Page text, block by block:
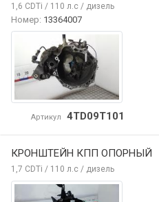
1,6 CDTi / 110 л.с / дизель
Номер: 13364007
Артикул 4TD09T101
КРОНШТЕЙН КПП ОПОРНЫЙ
1,7 CDTi / 110 л.с / дизель